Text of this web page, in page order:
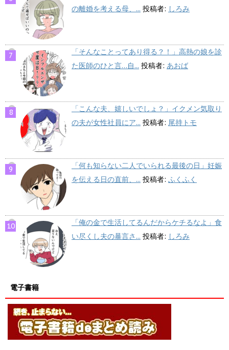
の離婚を考える母、... 投稿者: しろみ
「そんなことってあり得る？！」高熱の娘を診
た医師のひと言…自... 投稿者: あおば
「こんな夫、嬉しいでしょ？」イクメン気取り
の夫が女性社員にア... 投稿者: 尾持トモ
「何も知らない二人でいられる最後の日」妊娠
を伝える日の直前、... 投稿者: ふくふく
「俺の金で生活してるんだからケチるなよ」食
い尽くし夫の暴言さ... 投稿者: しろみ
電子書籍